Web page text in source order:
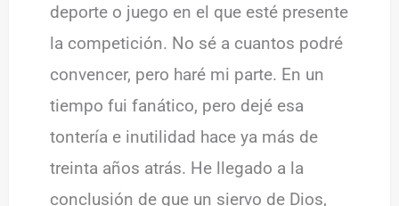
deporte o juego en el que esté presente
la competición. No sé a cuantos podré
convencer, pero haré mi parte. En un
tiempo fui fanático, pero dejé esa
tontería e inutilidad hace ya más de
treinta años atrás. He llegado a la
conclusión de que un siervo de Dios,